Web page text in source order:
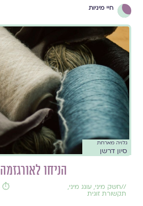
חיי מיניות
גלויה מארחת
סיון דרשן
הניחו לאורגזמה
//חשק מיני, עונג מיני,
תקשורת זוגית
⏱️ 4 דקות קריאה